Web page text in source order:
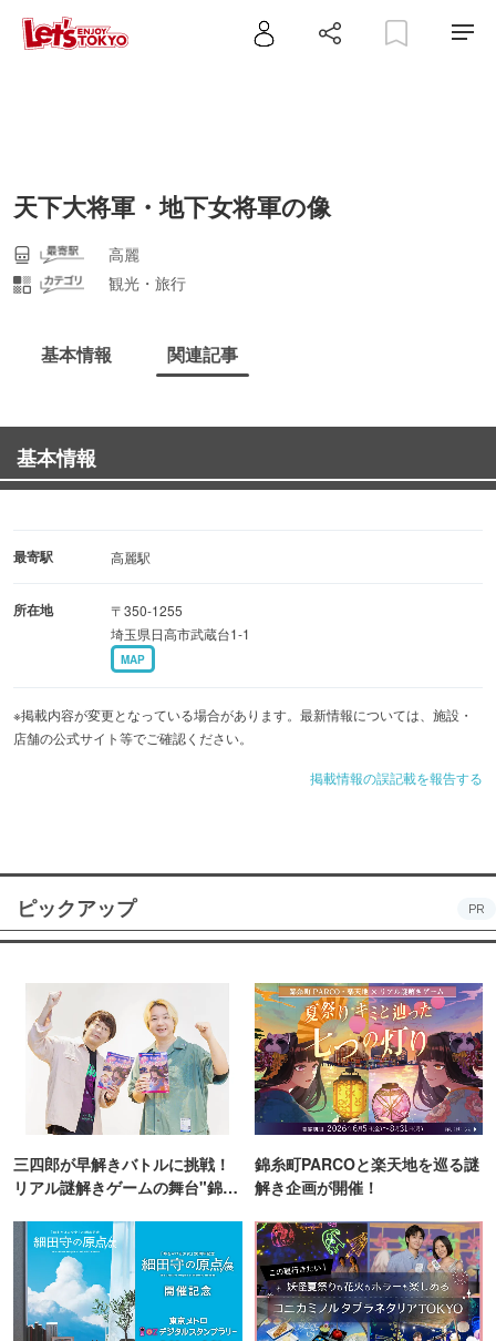
天下大将軍・地下女将軍の像
高麗
観光・旅行
基本情報 関連記事
基本情報
最寄駅 高麗駅
所在地
〒350-1255
埼玉県日高市武蔵台1-1
MAP
※掲載内容が変更となっている場合があります。最新情報については、施設・
店舗の公式サイト等でご確認ください。
掲載情報の誤記載を報告する
ピックアップ PR
三四郎が早解きバトルに挑戦！
リアル謎解きゲームの舞台"錦糸
錦糸町PARCOと楽天地を巡る謎
解き企画が開催！